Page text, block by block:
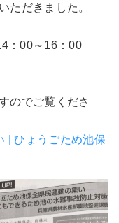
ただきました。
：00～16：00
のでご覧くださ
| ひょうごため池保